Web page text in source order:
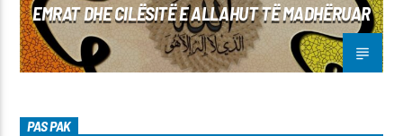
EMRAT DHE CILËSITË E ALLAHUT TË MADHËRUAR
PAS PAK